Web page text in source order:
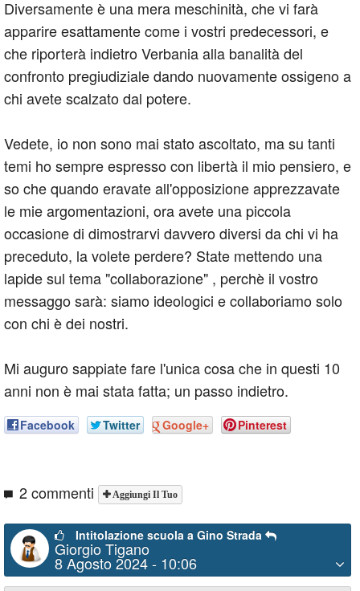
Diversamente è una mera meschinità, che vi farà
apparire esattamente come i vostri predecessori, e
che riporterà indietro Verbania alla banalità del
confronto pregiudiziale dando nuovamente ossigeno a
chi avete scalzato dal potere.
Vedete, io non sono mai stato ascoltato, ma su tanti
temi ho sempre espresso con libertà il mio pensiero, e
so che quando eravate all'opposizione apprezzavate
le mie argomentazioni, ora avete una piccola
occasione di dimostrarvi davvero diversi da chi vi ha
preceduto, la volete perdere? State mettendo una
lapide sul tema "collaborazione" , perchè il vostro
messaggo sarà: siamo ideologici e collaboriamo solo
con chi è dei nostri.
Mi auguro sappiate fare l'unica cosa che in questi 10
anni non è mai stata fatta; un passo indietro.
Facebook Twitter Google+ Pinterest
2 commenti Aggiungi Il Tuo
Intitolazione scuola a Gino Strada
Giorgio Tigano
8 Agosto 2024 - 10:06